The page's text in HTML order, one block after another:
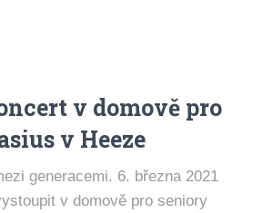
v domově pro
v Heeze
generacemi. 6. března 2021
v domově pro seniory